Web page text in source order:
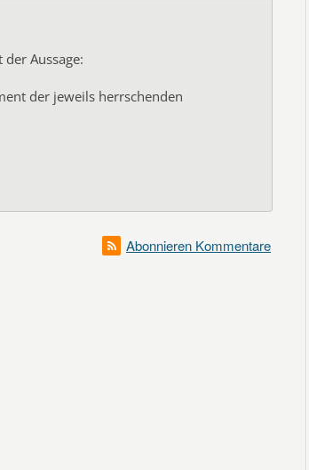
Aussage:
der jeweils herrschenden
Abonnieren Kommentare